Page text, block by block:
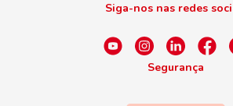
Siga-nos nas redes
Segurança